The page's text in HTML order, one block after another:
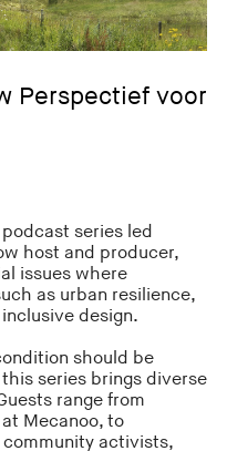
Perspectief voor
series led
host and producer,
issues where
as urban resilience,
design.
should be
series brings diverse
range from
Mecanoo, to
activists,